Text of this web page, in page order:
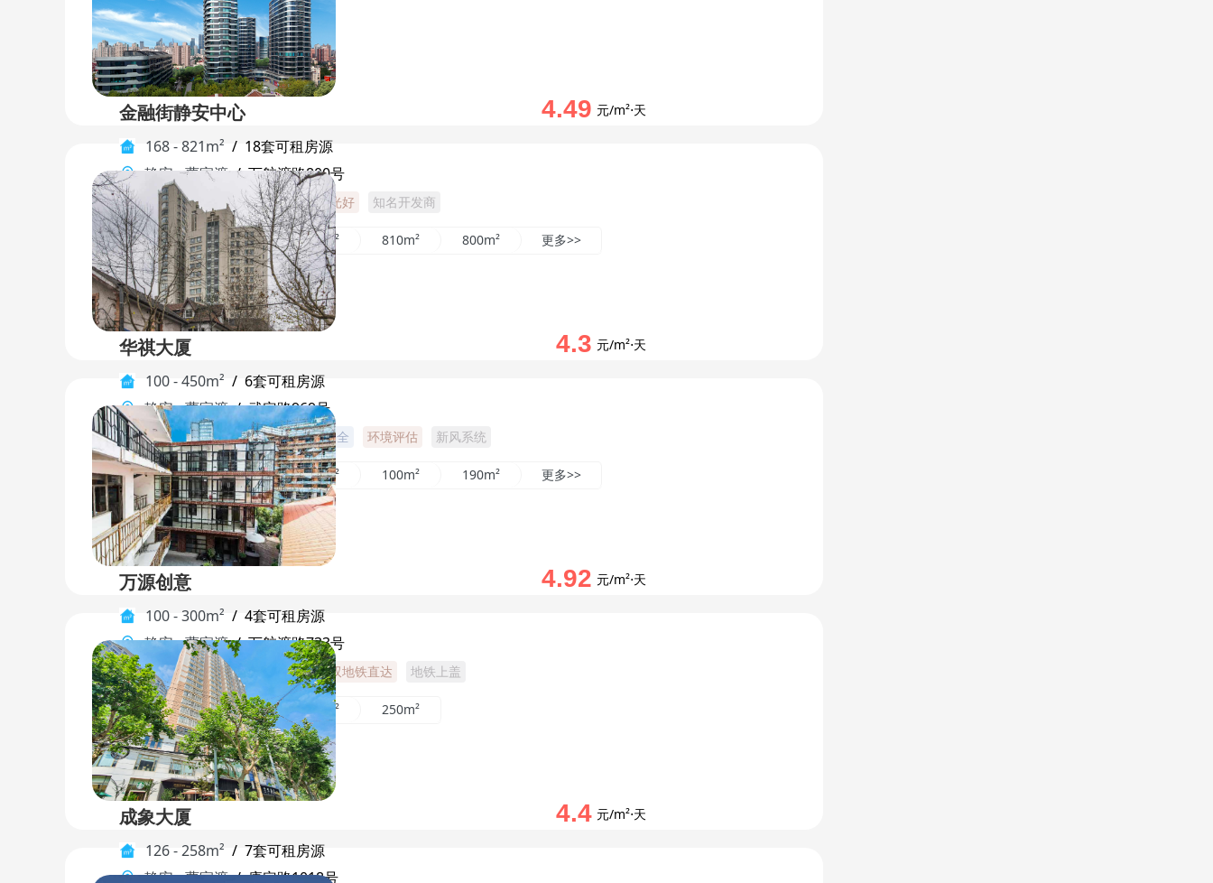
金融街静安中心
168 - 821m² / 18套可租房源
静安-曹家渡 / 万航渡路800号
核心商圈 可注册 高绿化率 采光好 知名开发商
4.49 元/m²⋅天
237m² 404m² 821m² 810m² 800m² 更多>>
华祺大厦
100 - 450m² / 6套可租房源
静安-曹家渡 / 武定路969号
高绿化率 楼盘品质高 配套设施齐全 环境评估 新风系统
4.3 元/m²⋅天
110m² 200m² 150m² 100m² 190m² 更多>>
万源创意
100 - 300m² / 4套可租房源
静安-曹家渡 / 万航渡路733号
地标建筑 临近地铁 地铁枢纽 双地铁直达 地铁上盖
4.92 元/m²⋅天
120m² 100m² 300m² 250m²
成象大厦
126 - 258m² / 7套可租房源
静安-曹家渡 / 康定路1018号
4.4 元/m²⋅天